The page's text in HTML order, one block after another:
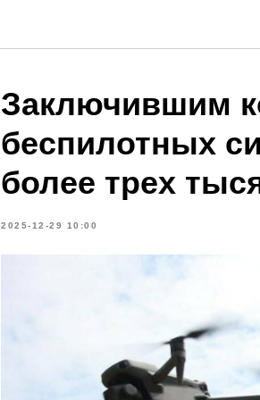
Заключившим
беспилотных
более трех
2025-12-29 10:00